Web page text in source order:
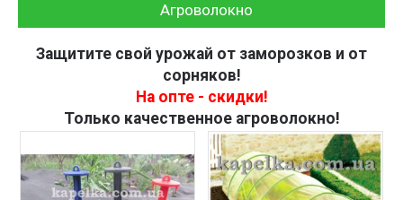
Агроволокно
Защитите свой урожай от заморозков и от
сорняков!
На опте - скидки!
Только качественное агроволокно!